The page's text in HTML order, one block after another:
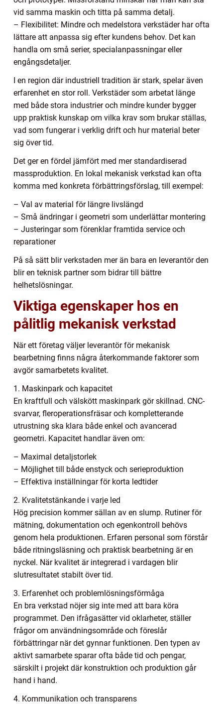
vid samma maskin och titta på samma detalj.
– Flexibilitet: Mindre och medelstora verkstäder har ofta
lättare att anpassa sig efter kundens behov. Det kan
handla om små serier, specialanpassningar eller
engångsdetaljer.
I en region där industriell tradition är stark, spelar även
erfarenhet en stor roll. Verkstäder som arbetat länge
med både stora industrier och mindre kunder bygger
upp praktisk kunskap om vilka krav som brukar ställas,
vad som fungerar i verklig drift och hur material beter
sig över tid.
Det ger en fördel jämfört med mer standardiserad
massproduktion. En lokal mekanisk verkstad kan ofta
komma med konkreta förbättringsförslag, till exempel:
– Val av material för längre livslängd
– Små ändringar i geometri som underlättar montering
– Justeringar som förenklar framtida service och
reparationer
På så sätt blir verkstaden mer än bara en leverantör den
blir en teknisk partner som bidrar till bättre
helhetslösningar.
Viktiga egenskaper hos en
pålitlig mekanisk verkstad
När ett företag väljer leverantör för mekanisk
bearbetning finns några återkommande faktorer som
avgör samarbetets kvalitet.
1. Maskinpark och kapacitet
En kraftfull och välskött maskinpark gör skillnad. CNC-
svarvar, fleroperationsfräsar och kompletterande
utrustning ska klara både enkel och avancerad
geometri. Kapacitet handlar även om:
– Maximal detaljstorlek
– Möjlighet till både enstyck och serieproduktion
– Effektiva inställningar för korta ledtider
2. Kvalitetstänkande i varje led
Hög precision kommer sällan av en slump. Rutiner för
mätning, dokumentation och egenkontroll behövs
genom hela produktionen. Erfaren personal som förstår
både ritningsläsning och praktisk bearbetning är en
nyckel. När kvalitet är integrerad i vardagen blir
slutresultatet stabilt över tid.
3. Erfarenhet och problemlösningsförmåga
En bra verkstad nöjer sig inte med att bara köra
programmet. Den ifrågasätter vid oklarheter, ställer
frågor om användningsområde och föreslår
förbättringar när det gynnar funktionen. Den typen av
aktivt samarbete sparar ofta både tid och pengar,
särskilt i projekt där konstruktion och produktion går
hand i hand.
4. Kommunikation och transparens